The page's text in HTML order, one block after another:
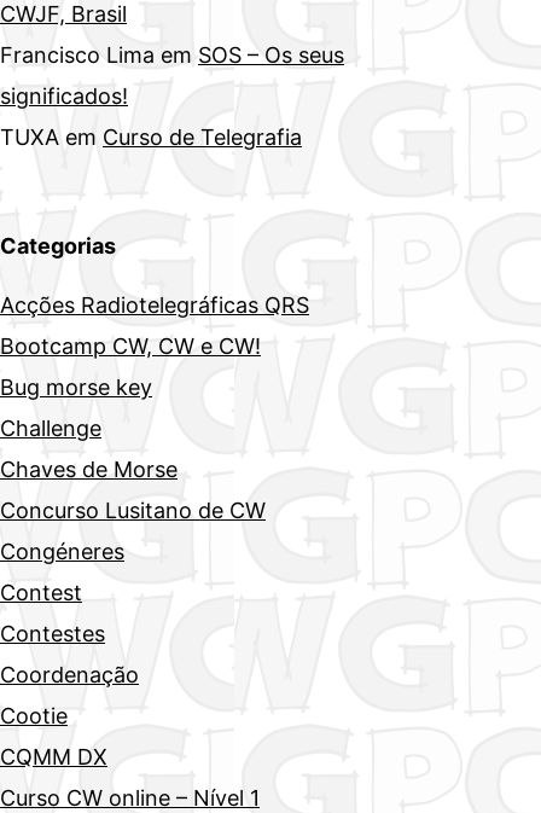
CWJF, Brasil
Francisco Lima em SOS – Os seus
significados!
TUXA em Curso de Telegrafia
Categorias
Acções Radiotelegráficas QRS
Bootcamp CW, CW e CW!
Bug morse key
Challenge
Chaves de Morse
Concurso Lusitano de CW
Congéneres
Contest
Contestes
Coordenação
Cootie
CQMM DX
Curso CW online – Nível 1